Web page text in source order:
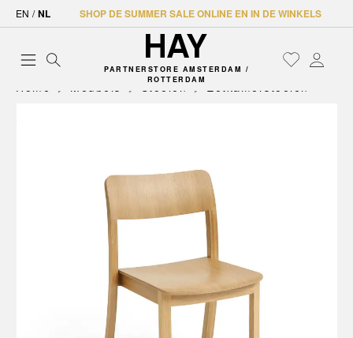
EN / NL SHOP DE SUMMER SALE ONLINE EN IN DE WINKELS
PARTNERSTORE AMSTERDAM /
ROTTERDAM
Home Meubels Stoelen Eetkamerstoelen